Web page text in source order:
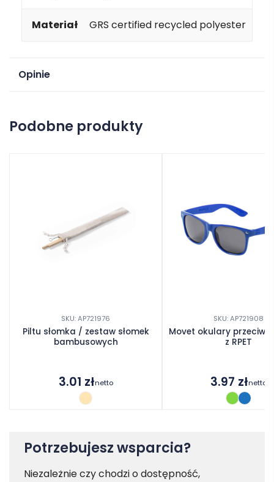
Materiał GRS certified recycled polyester
Opinie
Podobne produkty
SKU: AP721976
Piltu słomka / zestaw słomek
bambusowych
3.01 złnetto
SKU: AP721908
Movet okulary
z RPET
3.97 złnetto
Potrzebujesz wsparcia?
Niezależnie czy chodzi o dostępność,